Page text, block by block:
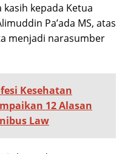
kepada Ketua
Pa’ada MS, atas
menjadi narasumber
Kesehatan
12 Alasan
Law